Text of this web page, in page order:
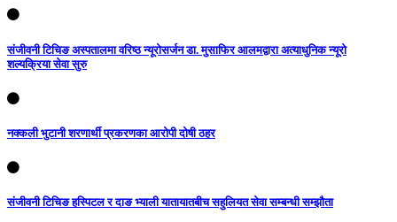
संजीवनी टिचिङ अस्पतालमा वरिष्ठ न्यूरोसर्जन डा. मुसाफिर आलमद्वारा अत्याधुनिक न्यूरो
शल्यक्रिया सेवा सुरु
नक्कली भुटानी शरणार्थी प्रकरणका आरोपी दोषी ठहर
संजीवनी टिचिङ हस्पिटल र दाङ भ्याली यातायातबीच सहुलियत सेवा सम्बन्धी सम्झौता